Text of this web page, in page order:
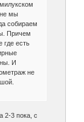
мы
собираем
Причем
где есть
И
не
2-3 пока, с